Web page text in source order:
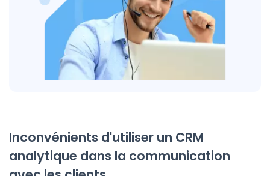
Inconvénients d'utiliser un CRM
analytique dans la communication